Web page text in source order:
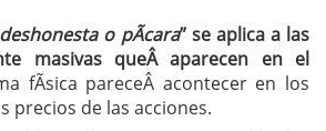
o pÃ­cara” se aplica a las
masivas queÂ aparecen en el
fÃ­sica pareceÂ acontecer en los
precios de las acciones.